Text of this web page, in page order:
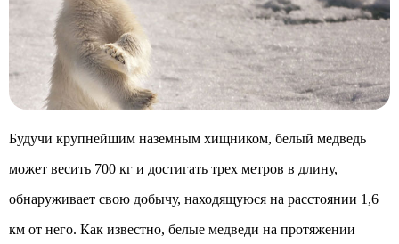
Будучи крупнейшим наземным хищником, белый медведь
может весить 700 кг и достигать трех метров в длину,
обнаруживает свою добычу, находящуюся на расстоянии 1,6
км от него. Как известно, белые медведи на протяжении